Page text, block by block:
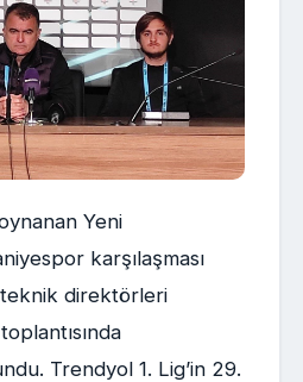
Yeni
karşılaşması
teknik direktörleri
Trendyol 1. Lig’in 29.